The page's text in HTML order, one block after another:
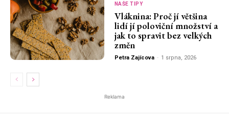
NAŠE TIPY
Vláknina: Proč jí většina
lidí jí poloviční množství a
jak to spravit bez velkých
změn
Petra Zajícova - 1 srpna, 2026
Reklama